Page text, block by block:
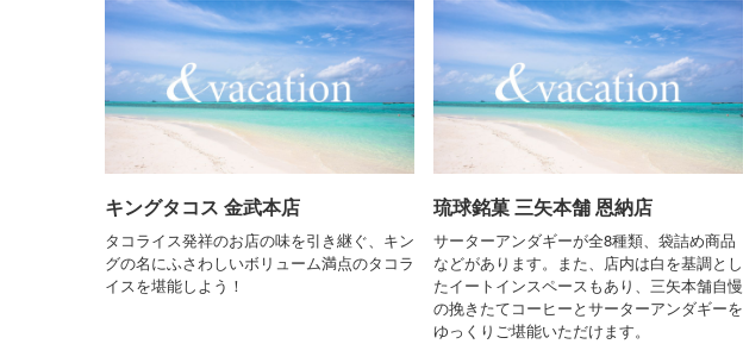
キングタコス 金武本店
タコライス発祥のお店の味を引き継ぐ、キン
グの名にふさわしいボリューム満点のタコラ
イスを堪能しよう！
琉球銘菓 三矢本舗 恩納店
サーターアンダギーが全8種類、袋詰め商品
などがあります。また、店内は白を基調とし
たイートインスペースもあり、三矢本舗自慢
の挽きたてコーヒーとサーターアンダギーを
ゆっくりご堪能いただけます。